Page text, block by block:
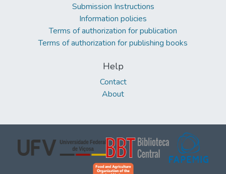
Submission Instructions
Information policies
Terms of authorization for publication
Terms of authorization for publishing books
Help
Contact
About